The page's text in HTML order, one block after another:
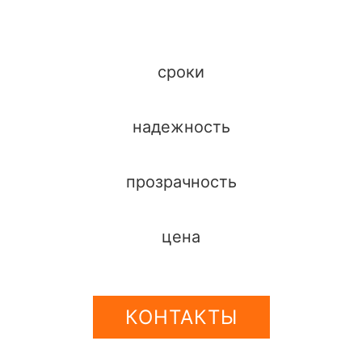
сроки
надежность
прозрачность
цена
КОНТАКТЫ